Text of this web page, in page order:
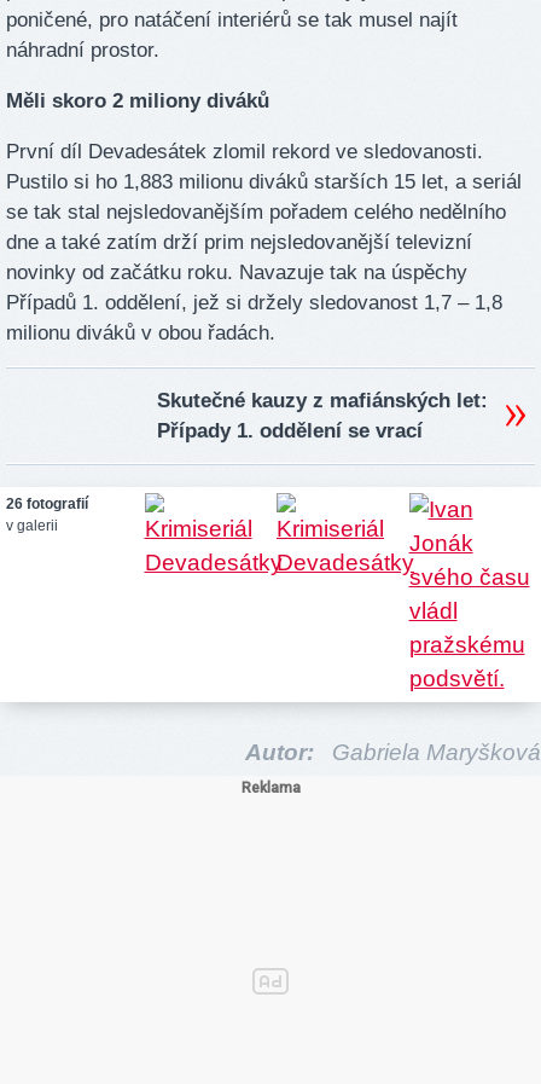
poničené, pro natáčení interiérů se tak musel najít
náhradní prostor.
Měli skoro 2 miliony diváků
První díl Devadesátek zlomil rekord ve sledovanosti.
Pustilo si ho 1,883 milionu diváků starších 15 let, a seriál
se tak stal nejsledovanějším pořadem celého nedělního
dne a také zatím drží prim nejsledovanější televizní
novinky od začátku roku. Navazuje tak na úspěchy
Případů 1. oddělení, jež si držely sledovanost 1,7 – 1,8
milionu diváků v obou řadách.
Skutečné kauzy z mafiánských let:
Případy 1. oddělení se vrací
26 fotografií
v galerii
Autor: Gabriela Maryšková